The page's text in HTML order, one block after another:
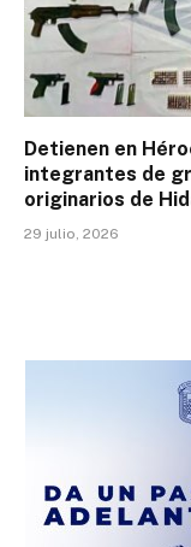
Detienen en
integrantes de
originarios de
29 julio, 2026